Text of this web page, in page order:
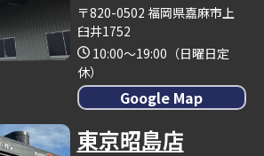
〒820-0502 福岡県嘉麻市上
臼井1752
10:00～19:00（日曜日定
休）
Google Map
東京昭島店